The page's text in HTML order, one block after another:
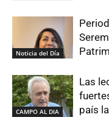
Noticia del Día
CAMPO AL DIA
Las
país